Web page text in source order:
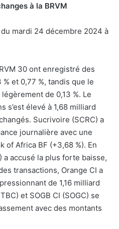
à la BRVM
mardi 24 décembre 2024 à
30 ont enregistré des
et 0,77 %, tandis que le
de 0,13 %. Le
s’est élevé à 1,68 milliard
Sucrivoire (SCRC) a
journalière avec une
of Africa BF (+3,68 %). En
a accusé la plus forte baisse,
transactions, Orange CI a
de 1,16 milliard
et SOGB CI (SOGC) se
avec des montants